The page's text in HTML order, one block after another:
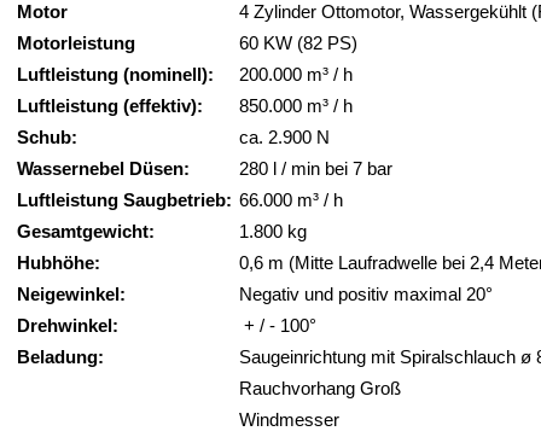
Motor
4 Zylinder Ottomotor, Wassergekühlt
Motorleistung
60 KW (82 PS)
Luftleistung (nominell):
200.000 m³ / h
Luftleistung (effektiv):
850.000 m³ / h
Schub:
ca. 2.900 N
Wassernebel Düsen:
280 l / min bei 7 bar
Luftleistung Saugbetrieb: 66.000 m³ / h
Gesamtgewicht:
1.800 kg
Hubhöhe:
0,6 m (Mitte Laufradwelle bei 2,4
Neigewinkel:
Negativ und positiv maximal 20°
Drehwinkel:
+ / - 100°
Beladung:
Saugeinrichtung mit Spiralschlauch ø
Rauchvorhang Groß
Windmesser